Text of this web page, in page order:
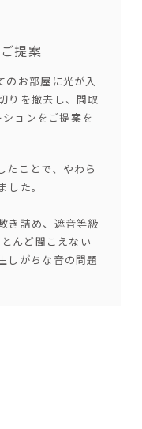
提案
のお部屋に光が入
りを撤去し、間取
ョンをご提案を
たことで、やわら
た。
き詰め、遮音等級
んど聞こえない
しがちな音の問題